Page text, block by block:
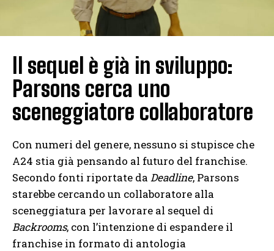
Il sequel è già in sviluppo:
Parsons cerca uno
sceneggiatore collaboratore
Con numeri del genere, nessuno si stupisce che
A24 stia già pensando al futuro del franchise.
Secondo fonti riportate da Deadline, Parsons
starebbe cercando un collaboratore alla
sceneggiatura per lavorare al sequel di
Backrooms, con l’intenzione di espandere il
franchise in formato di antologia